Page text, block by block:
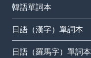
韓語單詞本
日語（漢字）單詞本
日語（羅馬字）單詞本